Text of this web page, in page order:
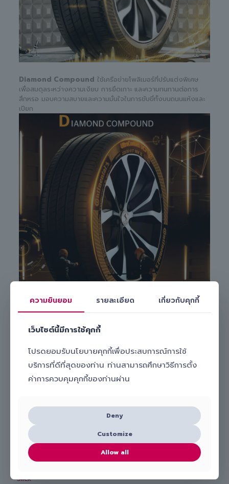
Diamond Compound ใช้เครือข่ายโพลิเมอร์ที่ปรับแต่งพิเศษ
เพื่อสมดุลระหว่างความเงียบ การยึดเกาะ และความทนทานต่อการ
สึกหรอ มอบความสบายและความมั่นใจในการขับขี่ทั้งบนถนนแห้งและ
เปียก
สนใจเปลี่ยนยางรถยนต์ Continental รุ่น UltraContact
เปลี่ยนยางรถยนต์นอกสถานที่
สะดวก รวดเร็ว และมั่นใจได้ เลือกใช้บริการกับ Slick ได้เลย! เพียง
ติดต่อเพื่อปรึกษากับช่างผู้เชี่ยวชาญและนัดหมายบริการง่าย ๆ ผ่าน
@slick_auto
เรามีทีมงานมืออาชีพพร้อมดูแลและ
เปลี่ยนยางรถยนต์
Continental รุ่น UltraContact UC7 215/60 R16 ให้คุณถึง
บ้านหรือที่ทำงานสะดวก ปลอดภัย และคุ้มค่า เลือก Slick บริการ
เปลี่ยนยางถึงที่ รับรองไม่ผิดหวังแน่นอน!
Slick
ความยินยอม รายละเอียด เกี่ยวกับคุกกี้
เว็บไซต์นี้มีการใช้คุกกี้
โปรดยอมรับนโยบายคุกกี้เพื่อประสบการณ์การใช้
บริการที่ดีที่สุดของท่าน ท่านสามารถศึกษาวิธีการตั้ง
ค่าการควบคุมคุกกี้ของท่านผ่าน
Deny
Customize
Allow all